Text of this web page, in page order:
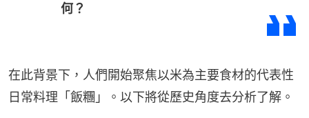
何？
在此背景下，人們開始聚焦以米為主要食材的代表性
日常料理「飯糰」。以下將從歷史角度去分析了解。